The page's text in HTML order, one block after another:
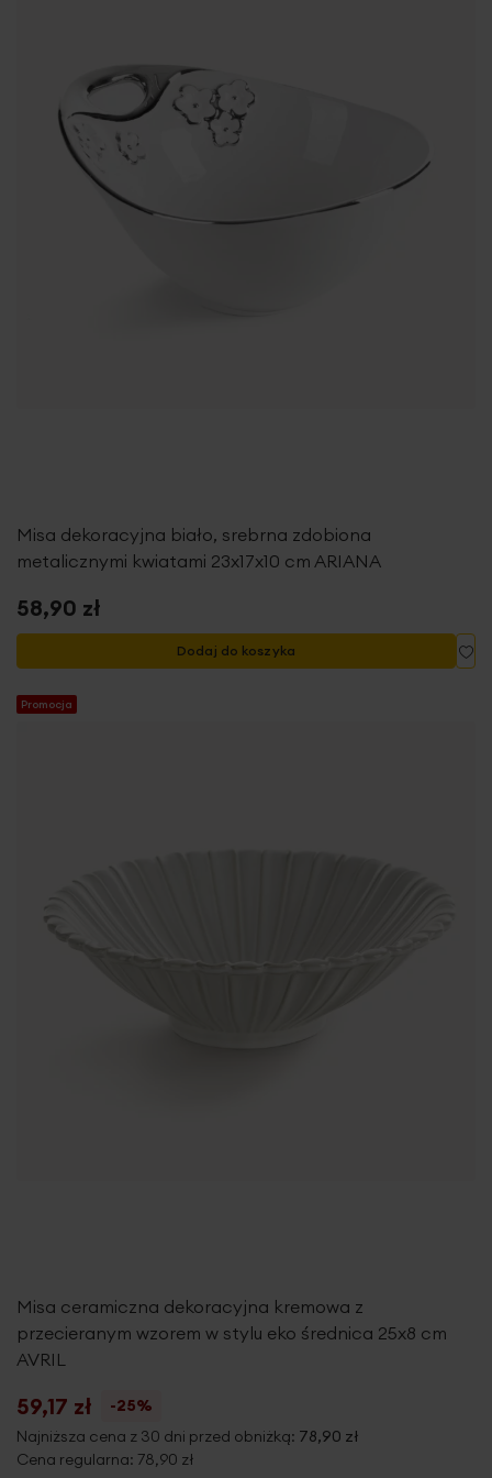
Misa dekoracyjna biało, srebrna zdobiona
metalicznymi kwiatami 23x17x10 cm ARIANA
58,90 zł
Dodaj do koszyka
Promocja
Misa ceramiczna dekoracyjna kremowa z
przecieranym wzorem w stylu eko średnica 25x8 cm
AVRIL
59,17 zł
-25%
Najniższa cena z 30 dni przed obniżką: 78,90 zł
Cena regularna: 78,90 zł